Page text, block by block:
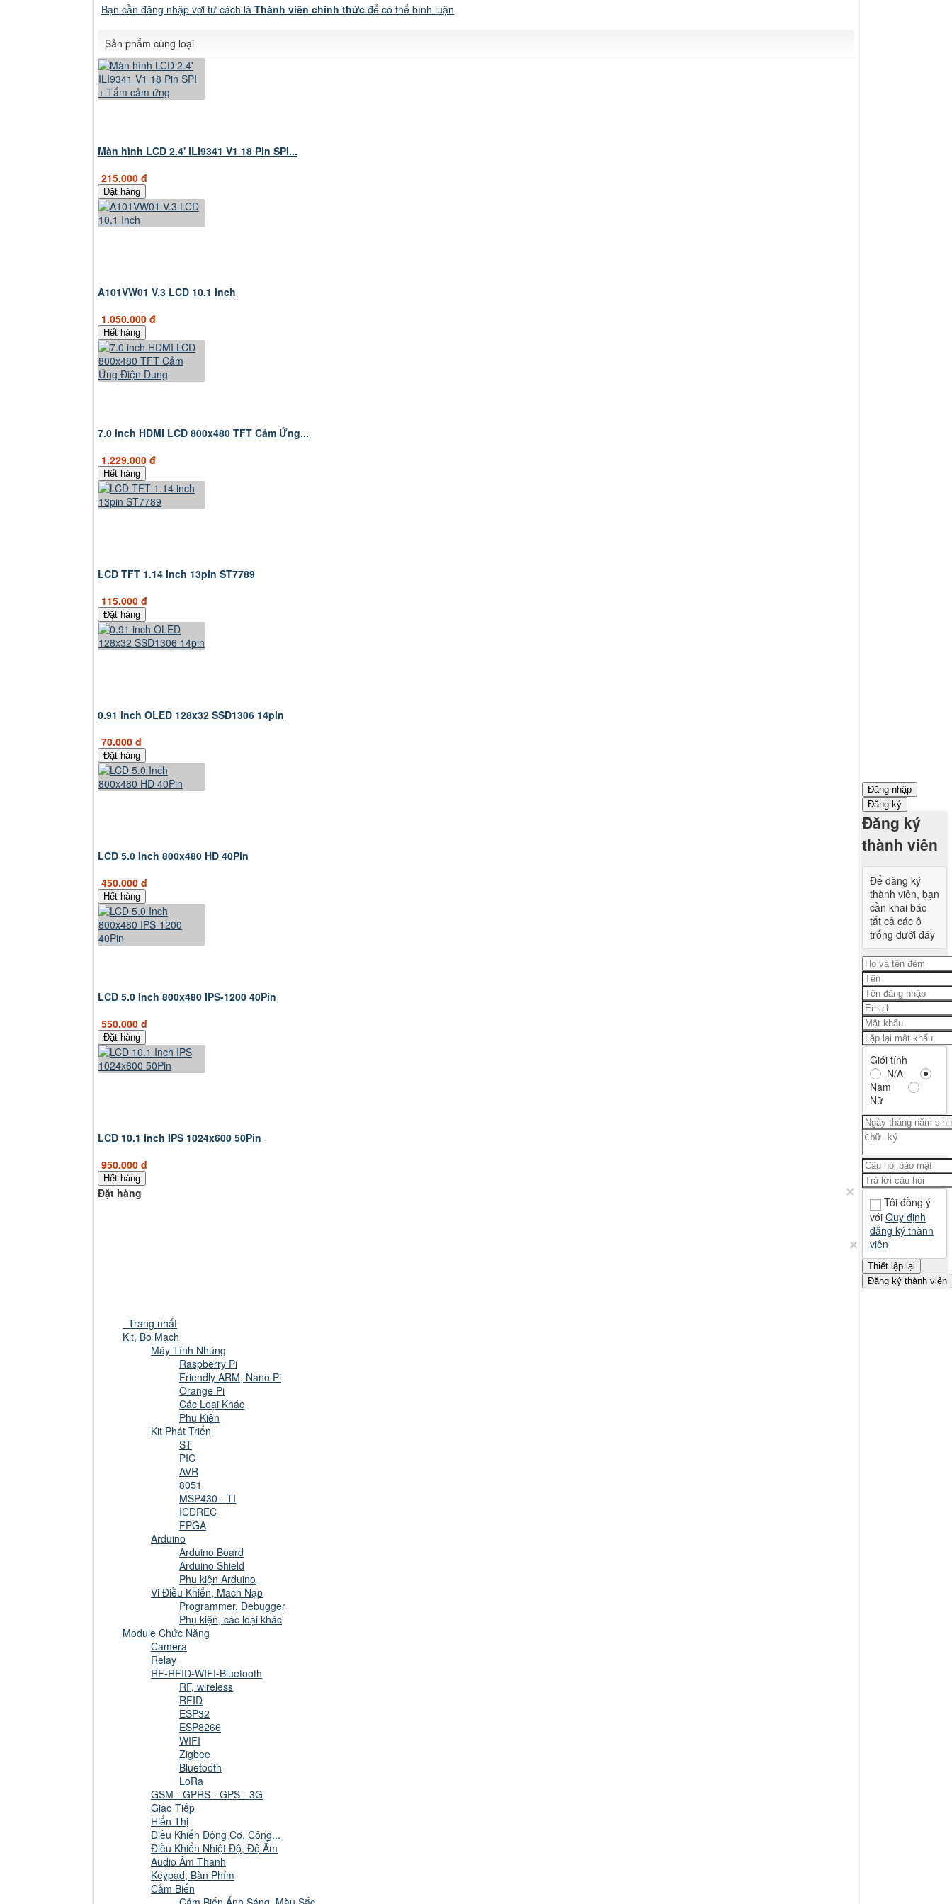
Bạn cần đăng nhập với tư cách là Thành viên chính thức để có thể bình luận
Sản phẩm cùng loại
Màn hình LCD 2.4' ILI9341 V1 18 Pin SPI...
215.000 đ
Đặt hàng
A101VW01 V.3 LCD 10.1 Inch
1.050.000 đ
Hết hàng
7.0 inch HDMI LCD 800x480 TFT Cảm Ứng...
1.229.000 đ
Hết hàng
LCD TFT 1.14 inch 13pin ST7789
115.000 đ
Đặt hàng
0.91 inch OLED 128x32 SSD1306 14pin
70.000 đ
Đặt hàng
LCD 5.0 Inch 800x480 HD 40Pin
450.000 đ
Hết hàng
LCD 5.0 Inch 800x480 IPS-1200 40Pin
550.000 đ
Đặt hàng
LCD 10.1 Inch IPS 1024x600 50Pin
950.000 đ
Hết hàng
×
Đặt hàng
×
Trang nhất
Kit, Bo Mạch
Máy Tính Nhúng
Raspberry Pi
Friendly ARM, Nano Pi
Orange Pi
Các Loại Khác
Phụ Kiện
Kit Phát Triển
ST
PIC
AVR
8051
MSP430 - TI
ICDREC
FPGA
Arduino
Arduino Board
Arduino Shield
Phụ kiện Arduino
Vi Điều Khiển, Mạch Nạp
Programmer, Debugger
Phụ kiện, các loại khác
Module Chức Năng
Camera
Relay
RF-RFID-WIFI-Bluetooth
RF, wireless
RFID
ESP32
ESP8266
WIFI
Zigbee
Bluetooth
LoRa
GSM - GPRS - GPS - 3G
Giao Tiếp
Hiển Thị
Điều Khiển Động Cơ, Công...
Điều Khiển Nhiệt Độ, Độ Ẩm
Audio Âm Thanh
Keypad, Bàn Phím
Cảm Biến
Đăng nhập
Đăng ký
Đăng ký
thành viên
Để đăng ký
thành viên, bạn
cần khai báo
tất cả các ô
trống dưới đây
Giới tính
N/A
Nam
Nữ
Tôi đồng ý
với Quy định
đăng ký thành
viên